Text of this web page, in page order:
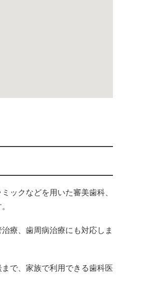
ックなどを用いた審美歯科、
療、歯周病治療にも対応しま
で、家族で利用できる歯科医